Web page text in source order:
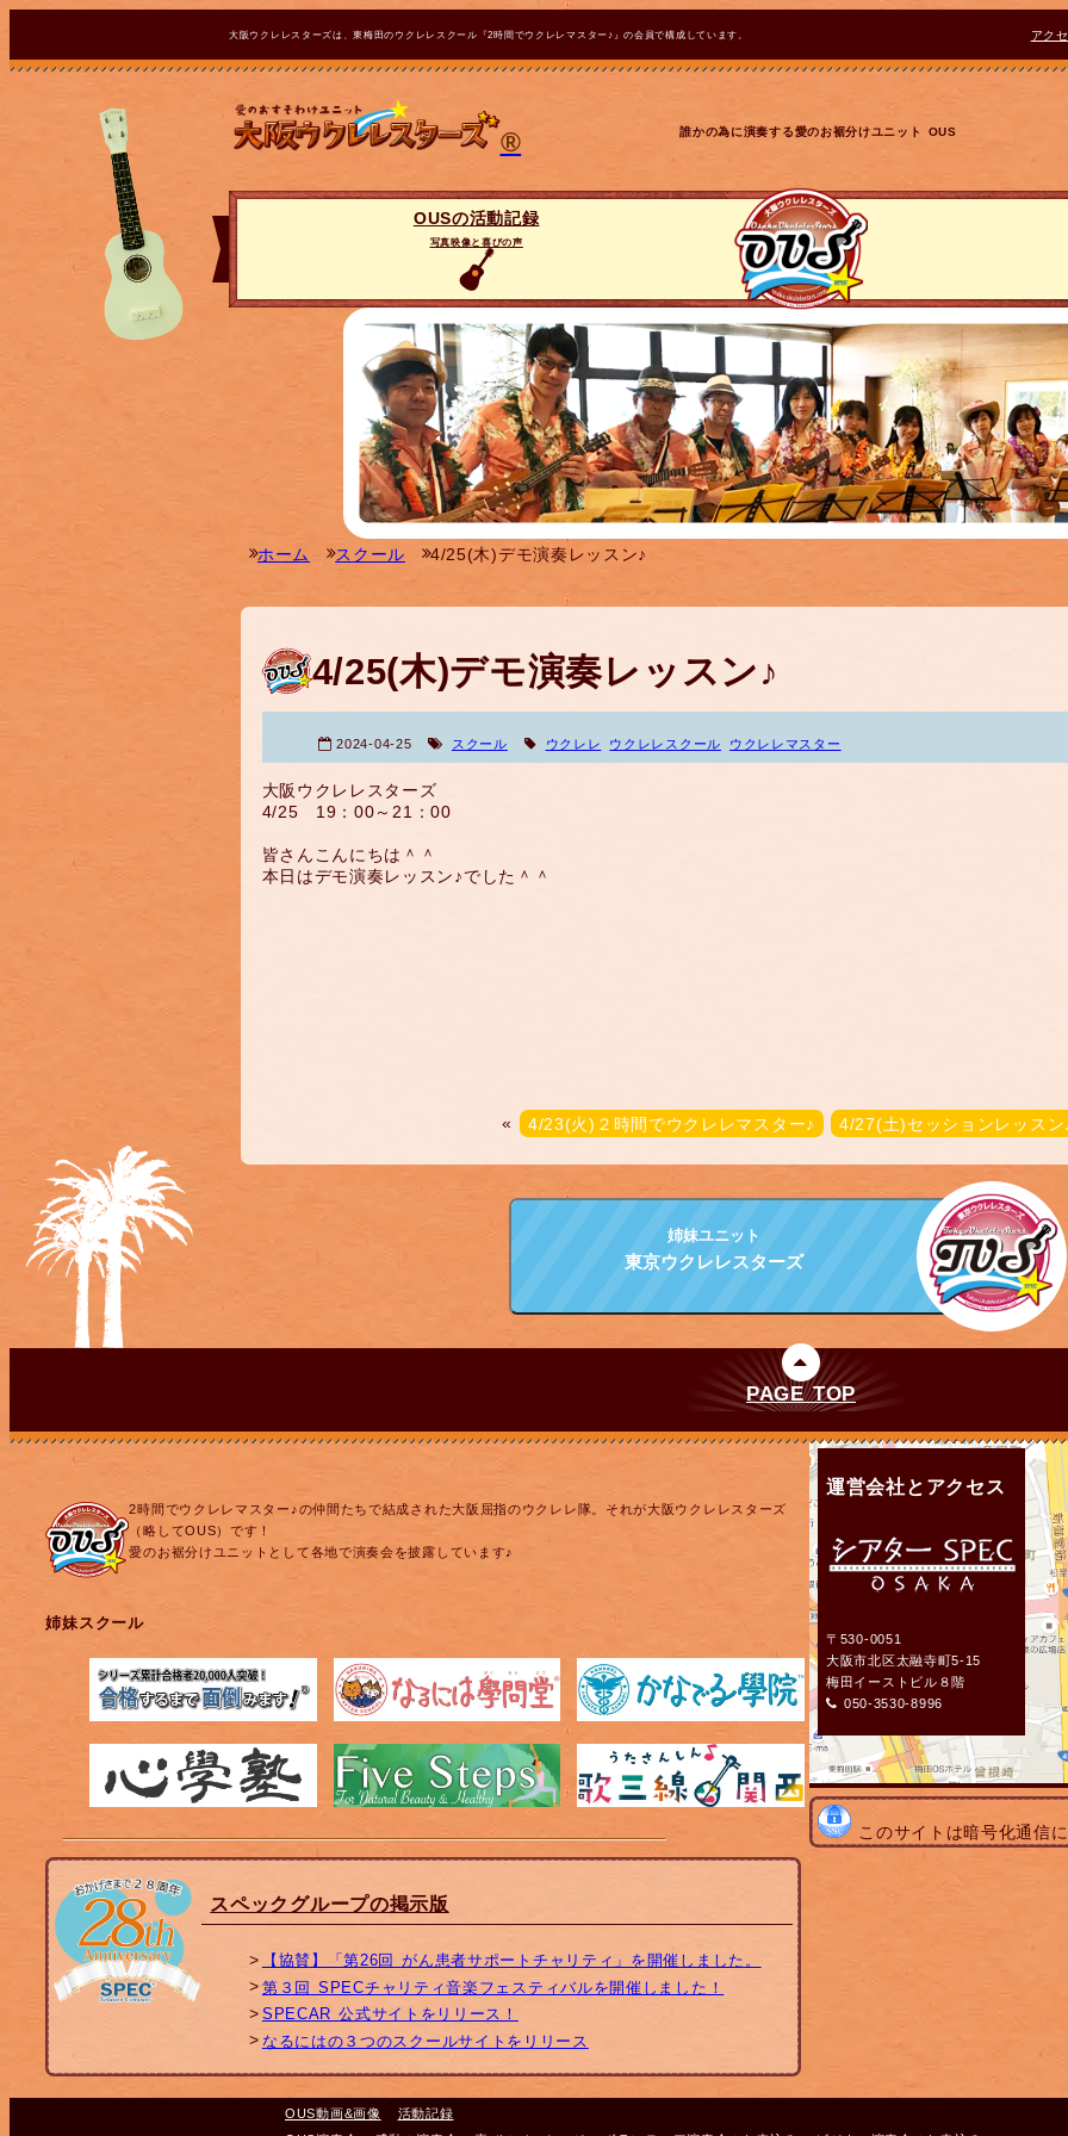
大阪ウクレレスターズは、東梅田のウクレレスクール『2時間でウクレレマスター♪』の会員で構成しています。 アク
® 誰かの為に演奏する愛のお裾分けユニット OUS
OUSの活動記録
写真映像と喜びの声
ホーム スクール 4/25(木)デモ演奏レッスン♪
4/25(木)デモ演奏レッスン♪
2024-04-25 スクール ウクレレ ウクレレスクール ウクレレマスター
大阪ウクレレスターズ
4/25 19：00～21：00
皆さんこんにちは＾＾
本日はデモ演奏レッスン♪でした＾＾
« 4/23(火)２時間でウクレレマスター♪ 4/27(土)セッションレッスン
姉妹ユニット
東京ウクレレスターズ
PAGE TOP
2時間でウクレレマスター♪の仲間たちで結成された大阪屈指のウクレレ隊。それが大阪ウクレレスターズ
（略してOUS）です！
愛のお裾分けユニットとして各地で演奏会を披露しています♪
姉妹スクール
スペックグループの掲示版
【協賛】「第26回 がん患者サポートチャリティ」を開催しました。
第３回 SPECチャリティ音楽フェスティバルを開催しました！
SPECAR 公式サイトをリリース！
なるにはの３つのスクールサイトをリリース
運営会社とアクセス
〒530-0051
大阪市北区太融寺町5-15
梅田イーストビル８階
050-3530-8996
このサイトは暗号化通信
OUS動画&画像
活動記録